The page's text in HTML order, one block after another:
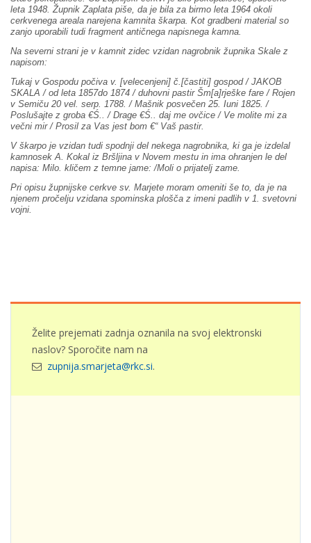
leta 1948. Župnik Zaplata piše, da je bila za birmo leta 1964 okoli
cerkvenega areala narejena kamnita škarpa. Kot gradbeni material so
zanjo uporabili tudi fragment antičnega napisnega kamna.
Na severni strani je v kamnit zidec vzidan nagrobnik župnika Skale z
napisom:
Tukaj v Gospodu počiva v. [velecenjeni] č.[častiti] gospod / JAKOB
SKALA / od leta 1857do 1874 / duhovni pastir Šm[a]rješke fare / Rojen
v Semiču 20 vel. serp. 1788. / Mašnik posvečen 25. Iuni 1825. /
Poslušajte z groba €Ś.. / Drage €Ś.. daj me ovčice / Ve molite mi za
večni mir / Prosil za Vas jest bom €“ Vaš pastir.
V škarpo je vzidan tudi spodnji del nekega nagrobnika, ki ga je izdelal
kamnosek A. Kokal iz Bršljina v Novem mestu in ima ohranjen le del
napisa: Milo. kličem z temne jame: /Moli o prijatelj zame.
Pri opisu župnijske cerkve sv. Marjete moram omeniti še to, da je na
njenem pročelju vzidana spominska plošča z imeni padlih v 1. svetovni
vojni.
Želite prejemati zadnja oznanila na svoj elektronski
naslov? Sporočite nam na
zupnija.smarjeta@rkc.si.